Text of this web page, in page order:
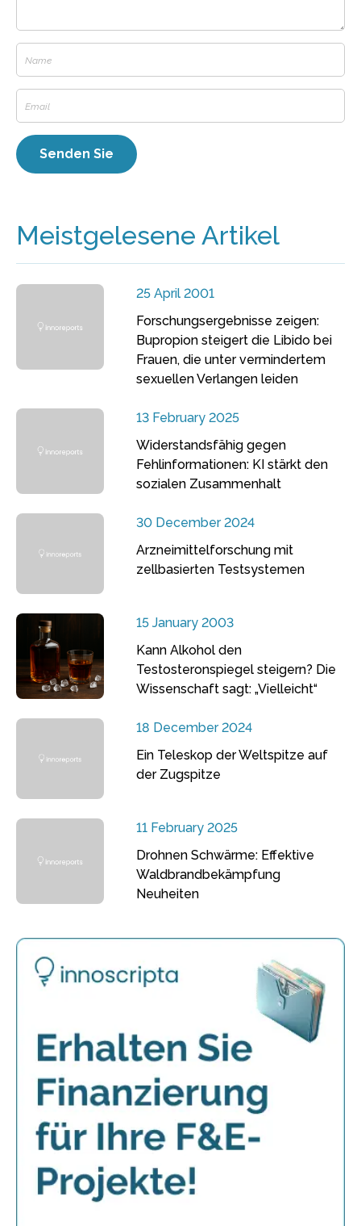
Meistgelesene Artikel
25 April 2001
Forschungsergebnisse zeigen:
Bupropion steigert die Libido bei
Frauen, die unter vermindertem
sexuellen Verlangen leiden
13 February 2025
Widerstandsfähig gegen
Fehlinformationen: KI stärkt den
sozialen Zusammenhalt
30 December 2024
Arzneimittelforschung mit
zellbasierten Testsystemen
15 January 2003
Kann Alkohol den
Testosteronspiegel steigern? Die
Wissenschaft sagt: „Vielleicht“
18 December 2024
Ein Teleskop der Weltspitze auf
der Zugspitze
11 February 2025
Drohnen Schwärme: Effektive
Waldbrandbekämpfung
Neuheiten